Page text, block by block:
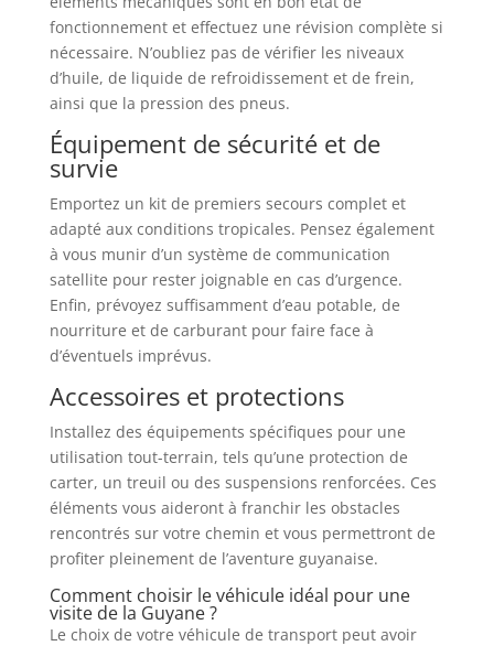
fonctionnement et effectuez une révision complète si
nécessaire. N’oubliez pas de vérifier les niveaux
d’huile, de liquide de refroidissement et de frein,
ainsi que la pression des pneus.
Équipement de sécurité et de
survie
Emportez un kit de premiers secours complet et
adapté aux conditions tropicales. Pensez également
à vous munir d’un système de communication
satellite pour rester joignable en cas d’urgence.
Enfin, prévoyez suffisamment d’eau potable, de
nourriture et de carburant pour faire face à
d’éventuels imprévus.
Accessoires et protections
Installez des équipements spécifiques pour une
utilisation tout-terrain, tels qu’une protection de
carter, un treuil ou des suspensions renforcées. Ces
éléments vous aideront à franchir les obstacles
rencontrés sur votre chemin et vous permettront de
profiter pleinement de l’aventure guyanaise.
Comment choisir le véhicule idéal pour une
visite de la Guyane ?
Le choix de votre véhicule de transport peut avoir